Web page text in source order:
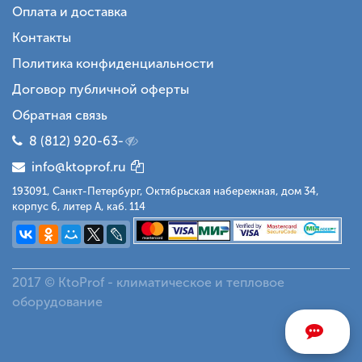
Оплата и доставка
Контакты
Политика конфиденциальности
Договор публичной оферты
Обратная связь
8 (812) 920-63-
info@ktoprof.ru
193091, Санкт-Петербург, Октябрьская набережная, дом 34,
корпус 6, литер А, каб. 114
2017 © KtoProf - климатическое и тепловое
оборудование